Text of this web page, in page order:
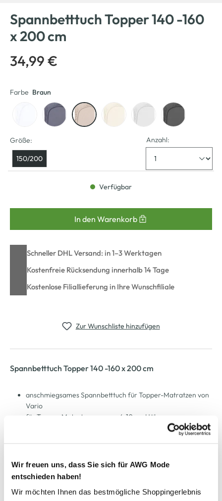
Wir freuen uns, dass Sie sich für AWG Mode
entschieden haben!
Wir möchten Ihnen das bestmögliche Shoppingerlebnis
Spannbetttuch Topper 140 -160
x 200 cm
34,99 €
Farbe Braun
Größe:
150/200
Anzahl:
Verfügbar
In den Warenkorb
Schneller DHL Versand: in 1–3 Werktagen
Kostenfreie Rücksendung innerhalb 14 Tage
Kostenlose Filiallieferung in Ihre Wunschfiliale
Zur Wunschliste hinzufügen
Spannbetttuch Topper 140 -160 x 200 cm
anschmiegsames Spannbetttuch für Topper-Matratzen von
Vario
für Topper-Matratzen von ca. 4-10 cm Höhe
Steghöhe: ca. 16 cm für Topper-Matratzen
Elastan-Jersey macht die Laken äußerst dehnbar,
passformbeständig, strapazierfähig
für höchste Ansprüche